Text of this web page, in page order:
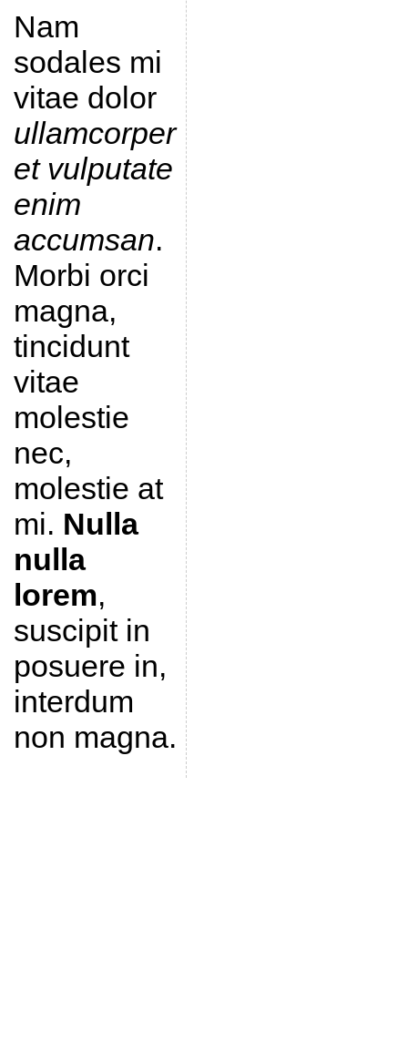
Nam
sodales mi
vitae dolor
ullamcorper
et vulputate
enim
accumsan.
Morbi orci
magna,
tincidunt
vitae
molestie
nec,
molestie at
mi. Nulla
nulla
lorem,
suscipit in
posuere in,
interdum
non magna.